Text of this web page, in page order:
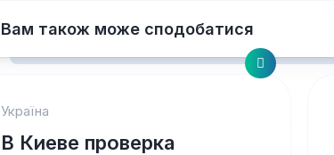
Вам також може сподобатися
Україна
В Киеве проверка